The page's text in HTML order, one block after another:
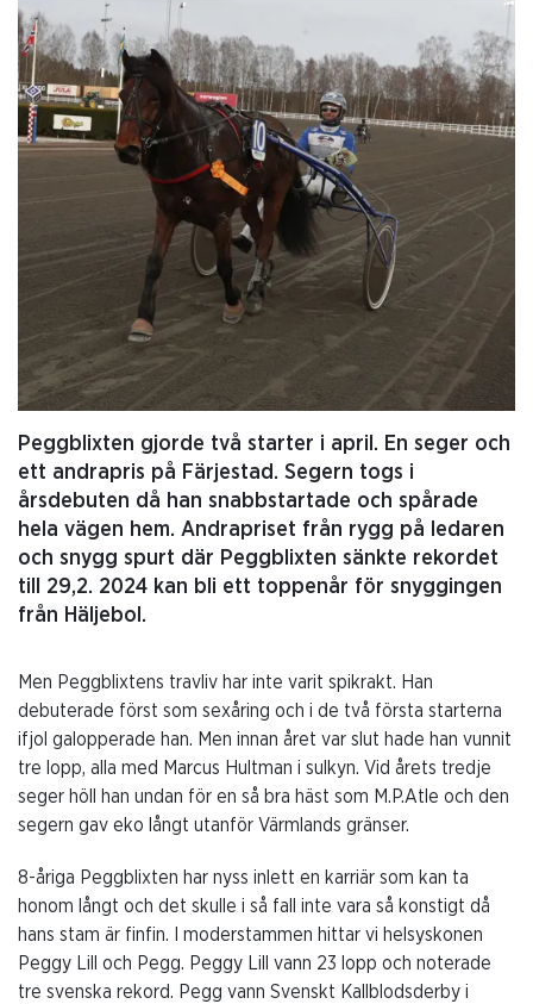
Peggblixten gjorde två starter i april. En seger och
ett andrapris på Färjestad. Segern togs i
årsdebuten då han snabbstartade och spårade
hela vägen hem. Andrapriset från rygg på ledaren
och snygg spurt där Peggblixten sänkte rekordet
till 29,2. 2024 kan bli ett toppenår för snyggingen
från Häljebol.
Men Peggblixtens travliv har inte varit spikrakt. Han
debuterade först som sexåring och i de två första starterna
ifjol galopperade han. Men innan året var slut hade han vunnit
tre lopp, alla med Marcus Hultman i sulkyn. Vid årets tredje
seger höll han undan för en så bra häst som M.P.Atle och den
segern gav eko långt utanför Värmlands gränser.
8-åriga Peggblixten har nyss inlett en karriär som kan ta
honom långt och det skulle i så fall inte vara så konstigt då
hans stam är finfin. I moderstammen hittar vi helsyskonen
Peggy Lill och Pegg. Peggy Lill vann 23 lopp och noterade
tre svenska rekord. Pegg vann Svenskt Kallblodsderby i